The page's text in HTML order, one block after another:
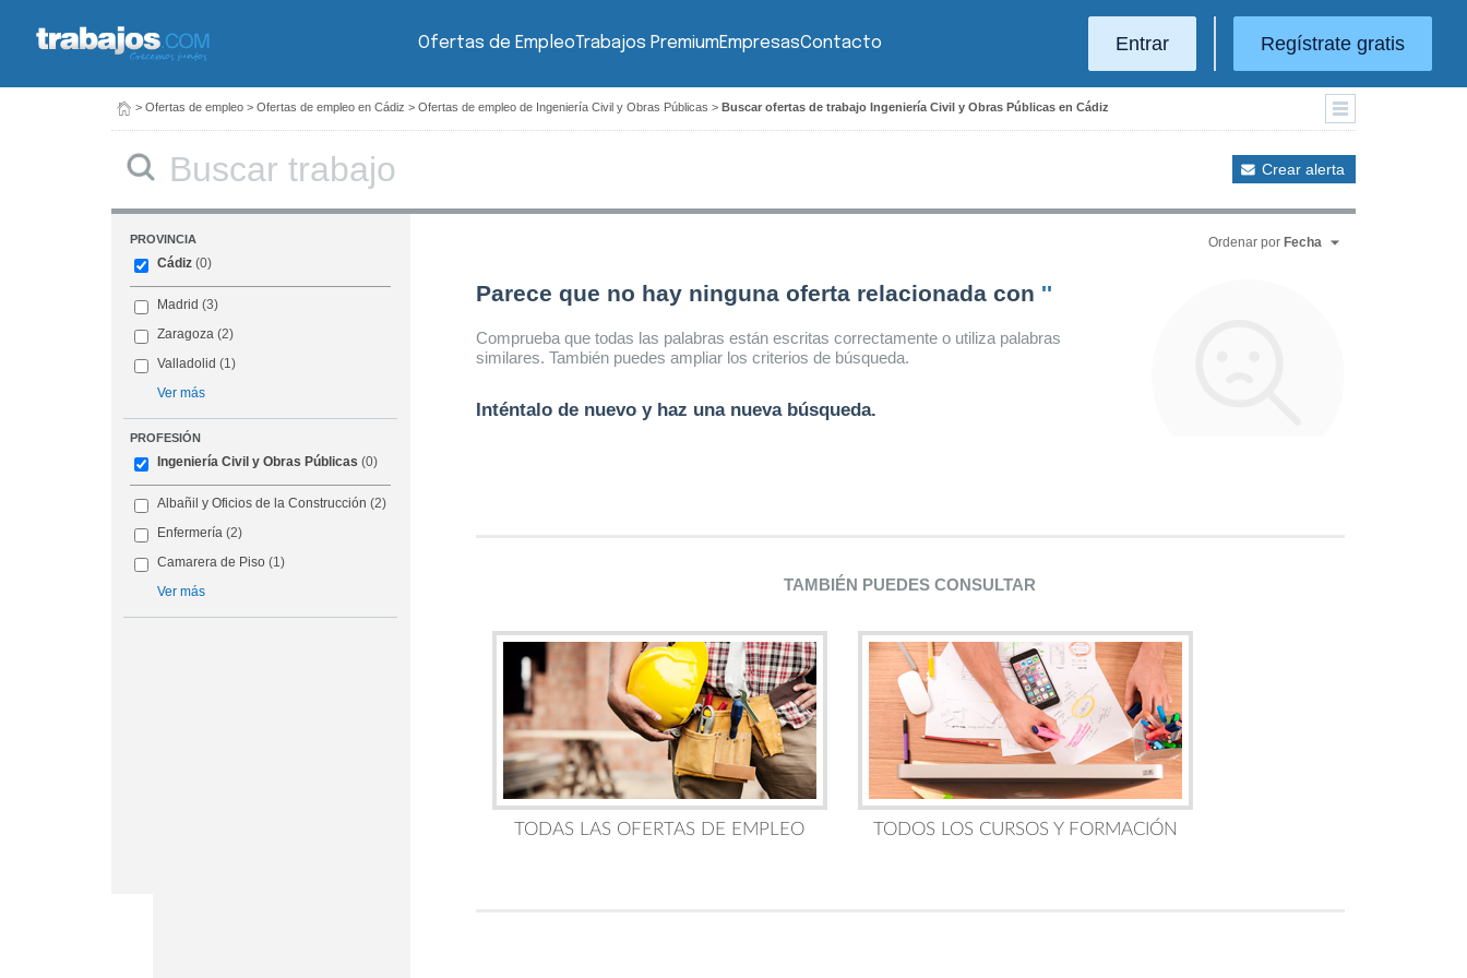
Ofertas de EmpleoTrabajos PremiumEmpresasContacto Entrar Regístrate gratis
> Ofertas de empleo > Ofertas de empleo en Cádiz > Ofertas de empleo de Ingeniería Civil y Obras Públicas > Buscar ofertas de trabajo Ingeniería Civil y Obras Públicas en Cádiz
Crear alerta
PROVINCIA
Cádiz (0)
Madrid (3)
Zaragoza (2)
Valladolid (1)
Ver más
PROFESIÓN
Ingeniería Civil y Obras Públicas (0)
Albañil y Oficios de la Construcción (2)
Enfermería (2)
Camarera de Piso (1)
Ver más
Ordenar por Fecha
Parece que no hay ninguna oferta relacionada con ''
Comprueba que todas las palabras están escritas correctamente o utiliza palabras
similares. También puedes ampliar los criterios de búsqueda.
Inténtalo de nuevo y haz una nueva búsqueda.
TAMBIÉN PUEDES CONSULTAR
TODAS LAS OFERTAS DE EMPLEO TODOS LOS CURSOS Y FORMACIÓN